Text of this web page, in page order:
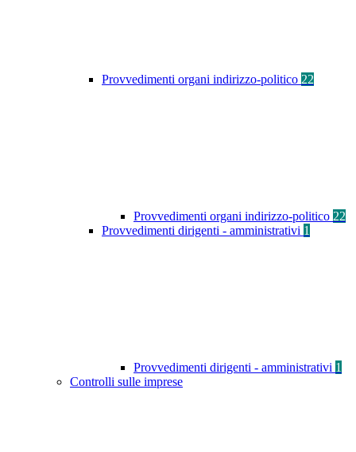
Provvedimenti organi indirizzo-politico 22
Provvedimenti organi indirizzo-politico 22
Provvedimenti dirigenti - amministrativi 1
Provvedimenti dirigenti - amministrativi 1
Controlli sulle imprese